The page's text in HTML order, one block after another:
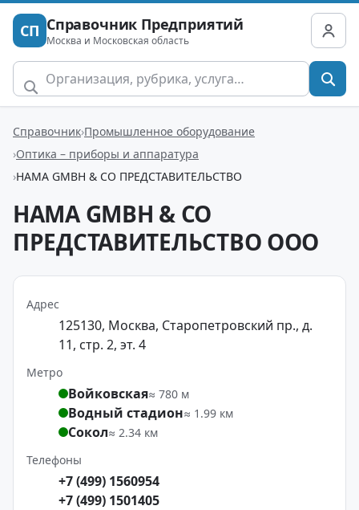
СП Справочник Предприятий
Москва и Московская область
Справочник Промышленное оборудование
Оптика – приборы и аппаратура
HAMA GMBH & CO ПРЕДСТАВИТЕЛЬСТВО
HAMA GMBH & CO
ПРЕДСТАВИТЕЛЬСТВО ООО
Адрес
125130, Москва, Старопетровский пр., д.
11, стр. 2, эт. 4
Метро
Войковская≈ 780 м
Водный стадион≈ 1.99 км
Сокол≈ 2.34 км
Телефоны
+7 (499) 1560954
+7 (499) 1501405